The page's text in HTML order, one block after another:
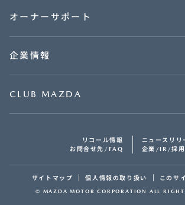
オーナーサポート
企業情報
CLUB MAZDA
リコール情報
ニュースリリ
お問合せ先/FAQ
企業/IR/採用
サイトマップ 個人情報の取り扱い このサ
© MAZDA MOTOR CORPORATION ALL